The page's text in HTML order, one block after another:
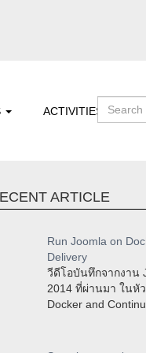
ACTIVITIES
ARTICLE
Run Joomla on
Delivery
วีดีโอบันทึกจากงาน
2014 ที่ผ่านมา ในหั
Docker and